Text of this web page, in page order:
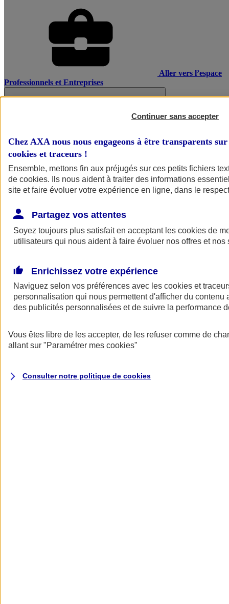
Aller vers l’espace
Professionnels et Entreprises
AXA Assurance
Continuer sans accepter
Chez AXA nous nous engageons à être transparents
cookies et traceurs !
Ensemble, mettons fin aux préjugés sur ces petits fichiers
de cookies. Ils nous aident à traiter des informations
site et faire évoluer votre expérience en ligne, dans le
Partagez vos attentes
Soyez toujours plus satisfait en acceptant les cookies de
utilisateurs qui nous aident à faire évoluer nos offres et nos
Enrichissez votre expérience
Naviguez selon vos préférences avec les cookies et
personnalisation qui nous permettent d'afficher du contenu
des publicités personnalisées et de suivre la performance
Vous êtes libre de les accepter, de les refuser comme de
allant sur "Paramétrer mes cookies"
Consulter notre politique de cookies